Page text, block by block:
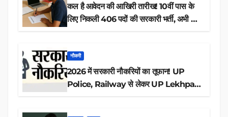
कल है आवेदन की आखिरी तारीख! 10वीं पास के
लिए निकली 406 पदों की सरकारी भर्ती, अभी करें
नौकरी
2026 में सरकारी नौकरियों का तूफान! UP
Police, Railway से लेकर UP Lekhpal